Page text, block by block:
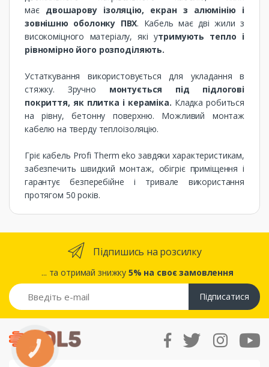
має двошарову ізоляцію, екран з алюмінію і
зовнішню оболонку ПВХ. Кабель має дві жили з
високоміцного матеріалу, які утримують тепло і
рівномірно його розподіляють.
Устаткування використовується для укладання в
стяжку. Зручно монтується під підлогові
покриття, як плитка і кераміка. Кладка робиться
на рівну, бетонну поверхню. Можливий монтаж
кабелю на тверду теплоізоляцію.
Гріє кабель Profi Therm eko ​​завдяки характеристикам,
забезпечить швидкий монтаж, обігріє приміщення і
гарантує безперебійне і тривале використання
протягом 50 років.
Підпишись на розсилку
... та отримай знижку 5% на своє замовлення
Підписатися
КНОПКА
ЗВ'ЯЗКУ